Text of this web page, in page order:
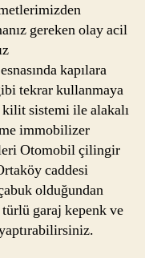
gereken olay acil
kapılara
tekrar kullanmaya
sistemi ile alakalı
immobilizer
Otomobil çilingir
caddesi
olduğundan
garaj kepenk ve